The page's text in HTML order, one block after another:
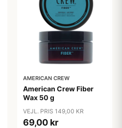
AMERICAN CREW
American Crew Fiber
Wax 50 g
VEJL. PRIS 149,00 KR
69,00 kr